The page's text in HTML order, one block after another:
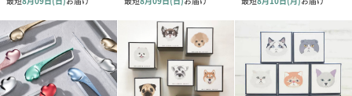
ぬいぐるみ
愛らしいぬいぐるみを同梱してお届けします。
誕生日・記念日・出産祝いなどのシーンにおすすめです。